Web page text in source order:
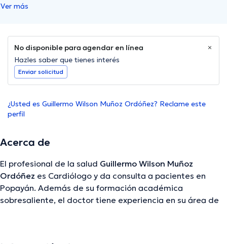
Ver más
No disponible para agendar en línea
Hazles saber que tienes interés
Enviar solicitud
¿Usted es Guillermo Wilson Muñoz Ordóñez? Reclame este
perfil
Acerca de
El profesional de la salud Guillermo Wilson Muñoz
Ordóñez es Cardiólogo y da consulta a pacientes en
Popayán. Además de su formación académica
sobresaliente, el doctor tiene experiencia en su área de